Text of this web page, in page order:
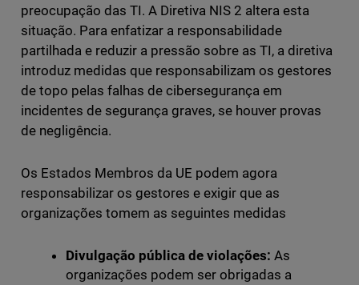
preocupação das TI. A Diretiva NIS 2 altera esta
situação. Para enfatizar a responsabilidade
partilhada e reduzir a pressão sobre as TI, a diretiva
introduz medidas que responsabilizam os gestores
de topo pelas falhas de cibersegurança em
incidentes de segurança graves, se houver provas
de negligência.
Os Estados Membros da UE podem agora
responsabilizar os gestores e exigir que as
organizações tomem as seguintes medidas
Divulgação pública de violações: As
organizações podem ser obrigadas a